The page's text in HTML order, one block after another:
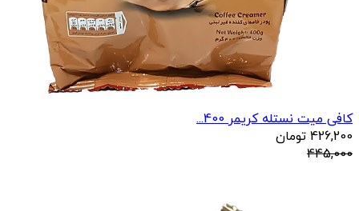
کافی میت نستله کریمر 400...
426,200 تومان
445,000